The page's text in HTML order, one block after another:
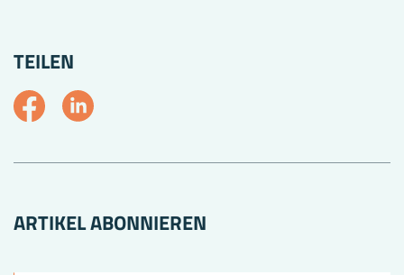
TEILEN
ARTIKEL ABONNIEREN